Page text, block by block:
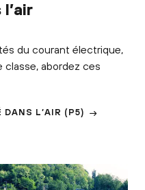
du courant électrique,
classe, abordez ces
DANS L’AIR (P5)